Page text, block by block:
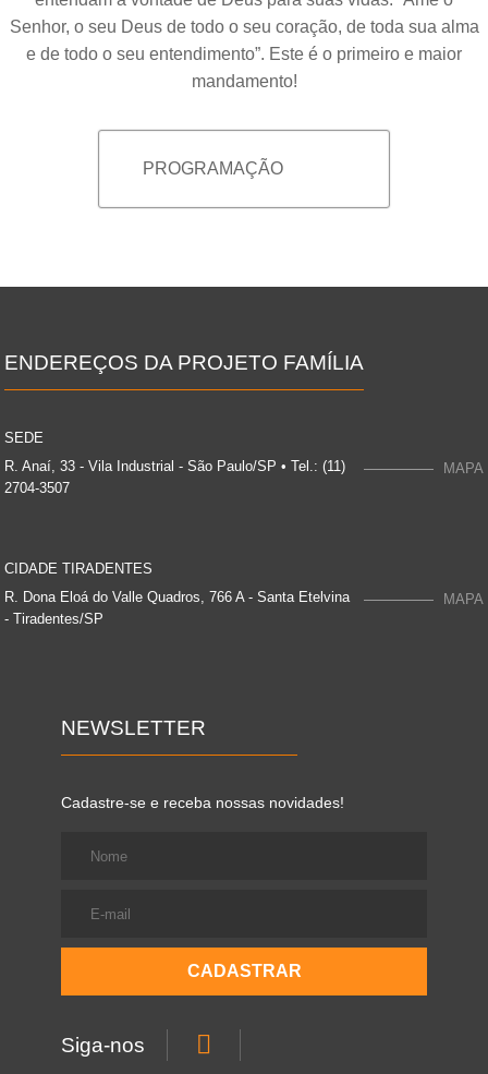
Senhor, o seu Deus de todo o seu coração, de toda sua alma
e de todo o seu entendimento”. Este é o primeiro e maior
mandamento!
PROGRAMAÇÃO
ENDEREÇOS DA PROJETO FAMÍLIA
MAPA
SEDE
R. Anaí, 33 - Vila Industrial - São Paulo/SP • Tel.: (11)
2704-3507
MAPA
CIDADE TIRADENTES
R. Dona Eloá do Valle Quadros, 766 A - Santa Etelvina
- Tiradentes/SP
NEWSLETTER
Cadastre-se e receba nossas novidades!
Siga-nos 